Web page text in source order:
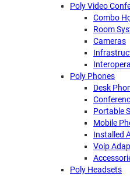
Poly Video
Combo
Room
Cameras
Poly Phones
Desk
Portable
Mobile
Installed
Voip
Poly Headsets